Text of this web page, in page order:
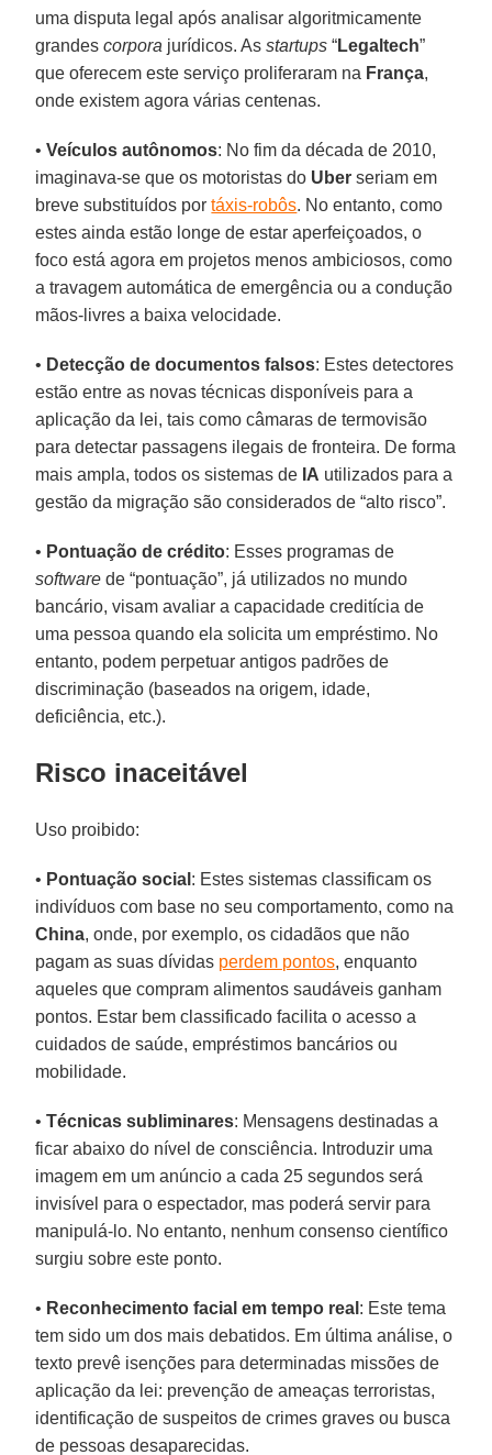
uma disputa legal após analisar algoritmicamente
grandescorpora jurídicos. Asstartups “Legaltech”
que oferecem este serviço proliferaram na França,
onde existem agora várias centenas.
•Veículos autônomos: No fim da década de 2010,
imaginava-se que os motoristas do Uber seriam em
breve substituídos portáxis-robôs. No entanto, como
estes ainda estão longe de estar aperfeiçoados, o
foco está agora em projetos menos ambiciosos, como
a travagem automática de emergência ou a condução
mãos-livres a baixa velocidade.
• Detecção de documentos falsos: Estes detectores
estão entre as novas técnicas disponíveis para a
aplicação da lei, tais como câmaras de termovisão
para detectar passagens ilegais de fronteira. De forma
mais ampla, todos os sistemas de IA utilizados para a
gestão da migração são considerados de “alto risco”.
• Pontuação de crédito: Esses programas de
software de “pontuação”, já utilizados no mundo
bancário, visam avaliar a capacidade creditícia de
uma pessoa quando ela solicita um empréstimo. No
entanto, podem perpetuar antigos padrões de
discriminação (baseados na origem, idade,
deficiência, etc.).
Risco inaceitável
Uso proibido:
• Pontuação social : Estes sistemas classificam os
indivíduos com base no seu comportamento, como na
China, onde, por exemplo, os cidadãos que não
pagam as suas dívidas perdem pontos, enquanto
aqueles que compram alimentos saudáveis ganham
pontos. Estar bem classificado facilita o acesso a
cuidados de saúde, empréstimos bancários ou
mobilidade.
•Técnicas subliminares: Mensagens destinadas a
ficar abaixo do nível de consciência. Introduzir uma
imagem em um anúncio a cada 25 segundos será
invisível para o espectador, mas poderá servir para
manipulá-lo. No entanto, nenhum consenso científico
surgiu sobre este ponto.
• Reconhecimento facial em tempo real : Este tema
tem sido um dos mais debatidos. Em última análise, o
texto prevê isenções para determinadas missões de
aplicação da lei: prevenção de ameaças terroristas,
identificação de suspeitos de crimes graves ou busca
de pessoas desaparecidas.